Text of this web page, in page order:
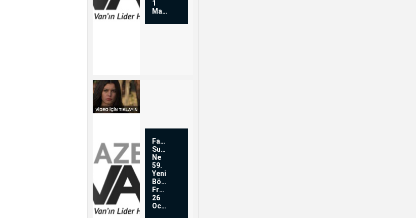
1
Mart
Fatmagülün
Suçu
Ne
59.
Yeni
Bölüm
Fragmanı
26
Ocak...